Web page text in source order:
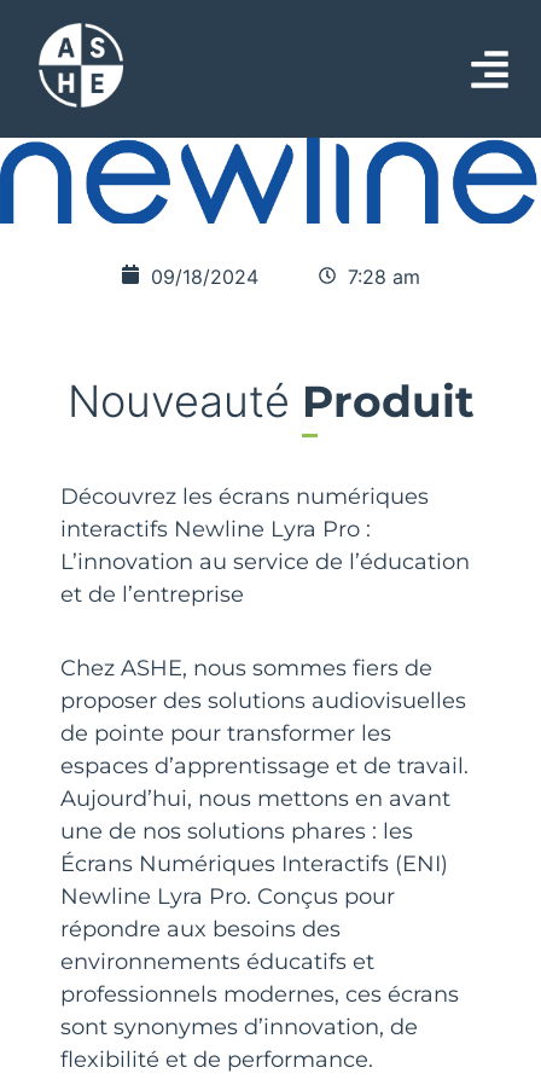
09/18/2024 7:28 am
Nouveauté Produit
Découvrez les écrans numériques
interactifs Newline Lyra Pro :
L’innovation au service de l’éducation
et de l’entreprise
Chez ASHE, nous sommes fiers de
proposer des solutions audiovisuelles
de pointe pour transformer les
espaces d’apprentissage et de travail.
Aujourd’hui, nous mettons en avant
une de nos solutions phares : les
Écrans Numériques Interactifs (ENI)
Newline Lyra Pro. Conçus pour
répondre aux besoins des
environnements éducatifs et
professionnels modernes, ces écrans
sont synonymes d’innovation, de
flexibilité et de performance.